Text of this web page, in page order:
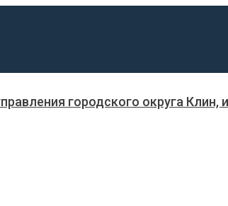
городского округа Клин,